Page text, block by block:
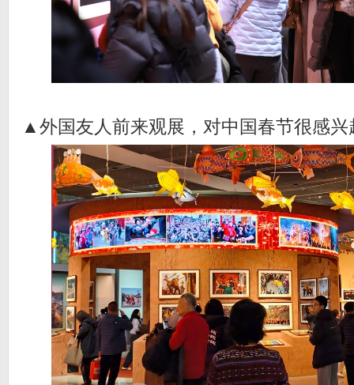
▲外国友人前来观展，对中国春节很感兴